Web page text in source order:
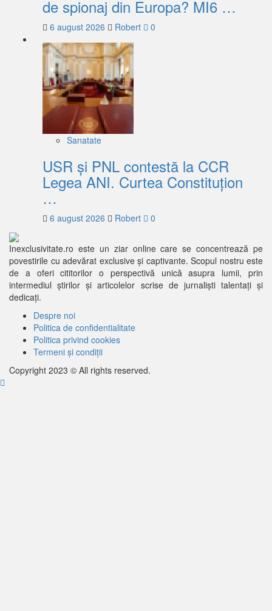
de spionaj din Europa? MI6 …
6 august 2026 Robert 0
Sanatate
USR și PNL contestă la CCR
Legea ANI. Curtea Constituțion
…
6 august 2026 Robert 0
Inexclusivitate.ro este un ziar online care se concentrează pe
povestirile cu adevărat exclusive și captivante. Scopul nostru este
de a oferi cititorilor o perspectivă unică asupra lumii, prin
intermediul știrilor și articolelor scrise de jurnaliști talentați și
dedicați.
Despre noi
Politica de confidentialitate
Politica privind cookies
Termeni și condiții
Copyright 2023 © All rights reserved.